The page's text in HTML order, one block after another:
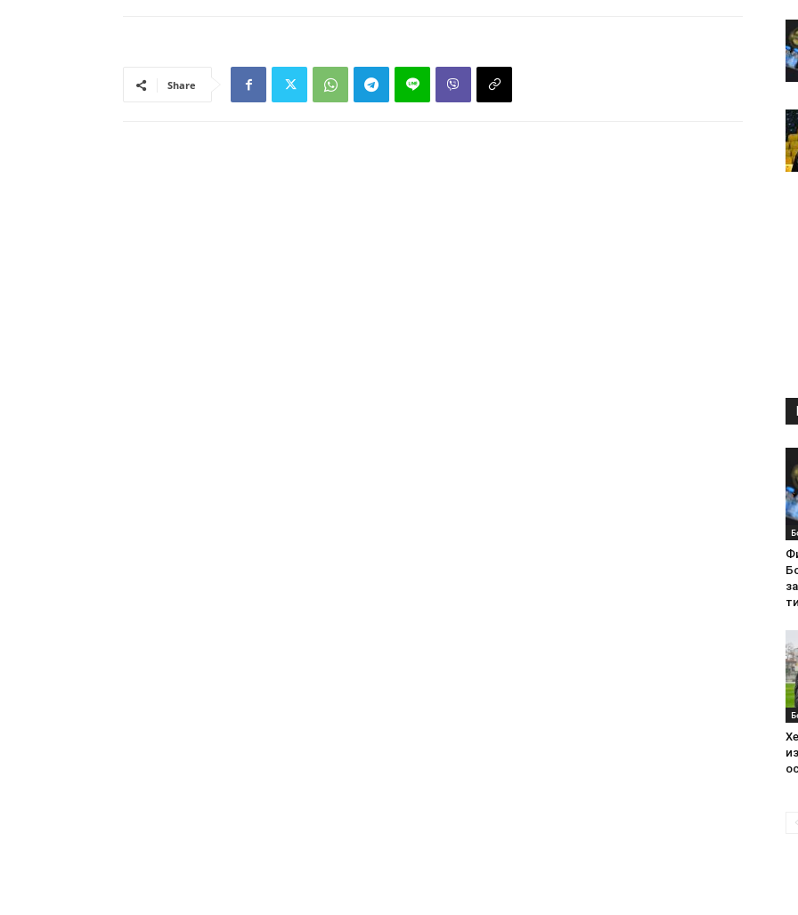
Share